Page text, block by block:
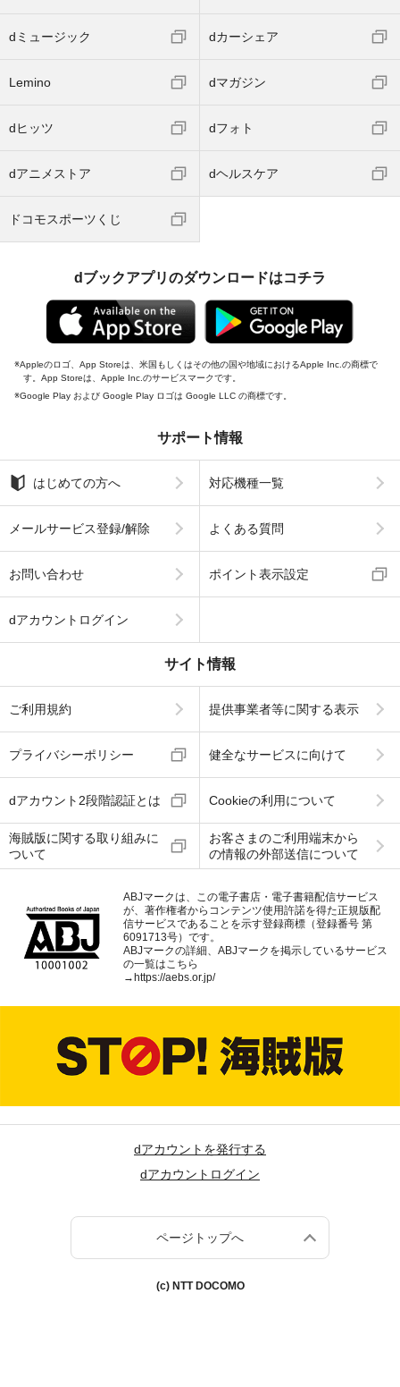
dミュージック dカーシェア
Lemino dマガジン
dヒッツ dフォト
dアニメストア dヘルスケア
ドコモスポーツくじ
dブックアプリのダウンロードはコチラ
Appleのロゴ、App Storeは、米国もしくはその他の国や地域におけるApple Inc.の商標で
す。App Storeは、Apple Inc.のサービスマークです。
Google Play および Google Play ロゴは Google LLC の商標です。
サポート情報
はじめての方へ 対応機種一覧
メールサービス登録/解除 よくある質問
お問い合わせ ポイント表示設定
dアカウントログイン
サイト情報
ご利用規約 提供事業者等に関する表示
プライバシーポリシー 健全なサービスに向けて
dアカウント2段階認証とは Cookieの利用について
海賊版に関する取り組みに
ついて
お客さまのご利用端末から
の情報の外部送信について
ABJマークは、この電子書店・電子書籍配信サービス
が、著作権者からコンテンツ使用許諾を得た正規版配
信サービスであることを示す登録商標（登録番号 第
6091713号）です。
ABJマークの詳細、ABJマークを掲示しているサービス
の一覧はこちら
→ https://aebs.or.jp/
dアカウントを発行する
dアカウントログイン
ページトップへ
(c) NTT DOCOMO